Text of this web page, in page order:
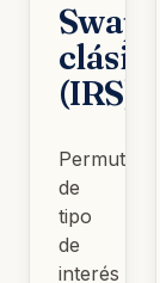
Swap
clásico
(IRS)
Permuta
de
tipo
de
interés